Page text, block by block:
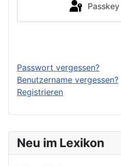
Neu im Lexikon
Passwort vergessen?
Benutzername vergessen?
Registrieren